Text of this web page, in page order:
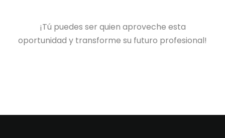
¡Tú puedes ser quien aproveche esta
oportunidad y transforme su futuro profesional!